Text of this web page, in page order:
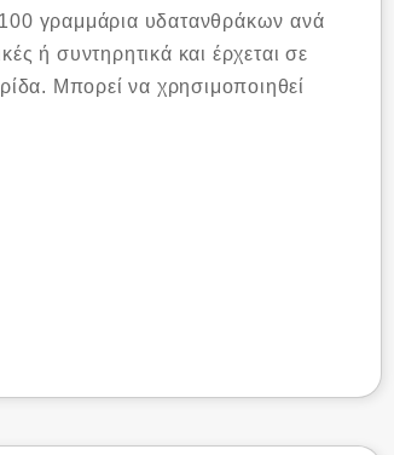
γραμμάρια υδατανθράκων ανά
ή συντηρητικά και έρχεται σε
Μπορεί να χρησιμοποιηθεί